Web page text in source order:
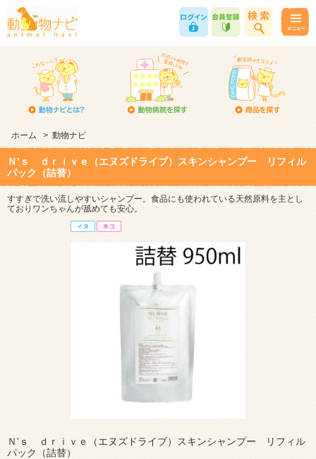
ホーム > 動物ナビ
Ｎ’ｓ ｄｒｉｖｅ（エヌズドライブ）スキンシャンプー リフィル
パック（詰替）
すすぎで洗い流しやすいシャンプー。食品にも使われている天然原料を主とし
ておりワンちゃんが舐めても安心。
Ｎ’ｓ ｄｒｉｖｅ（エヌズドライブ）スキンシャンプー リフィル
パック（詰替）